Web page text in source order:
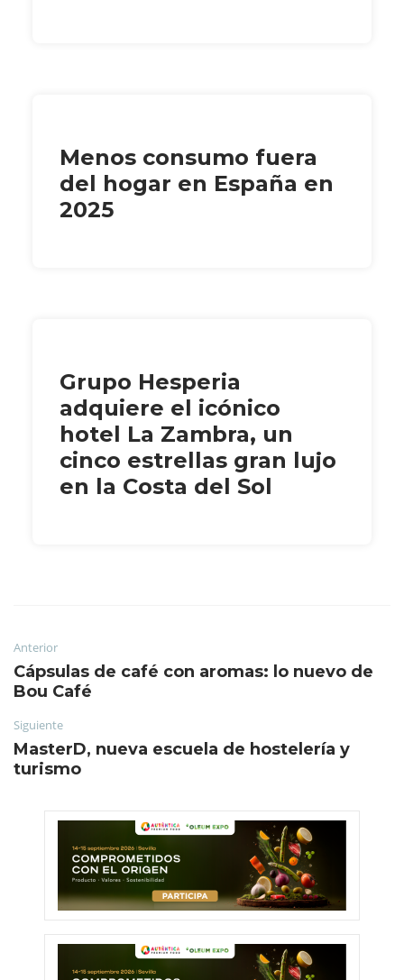
Menos consumo fuera
del hogar en España en
2025
Grupo Hesperia
adquiere el icónico
hotel La Zambra, un
cinco estrellas gran lujo
en la Costa del Sol
Anterior
Cápsulas de café con aromas: lo nuevo de
Bou Café
Siguiente
MasterD, nueva escuela de hostelería y
turismo